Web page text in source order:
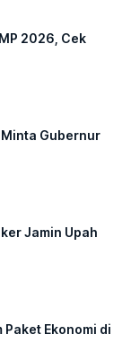
2026, Cek
Gubernur
Jamin Upah
Ekonomi di